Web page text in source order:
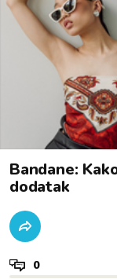
Bandane:
dodatak
0